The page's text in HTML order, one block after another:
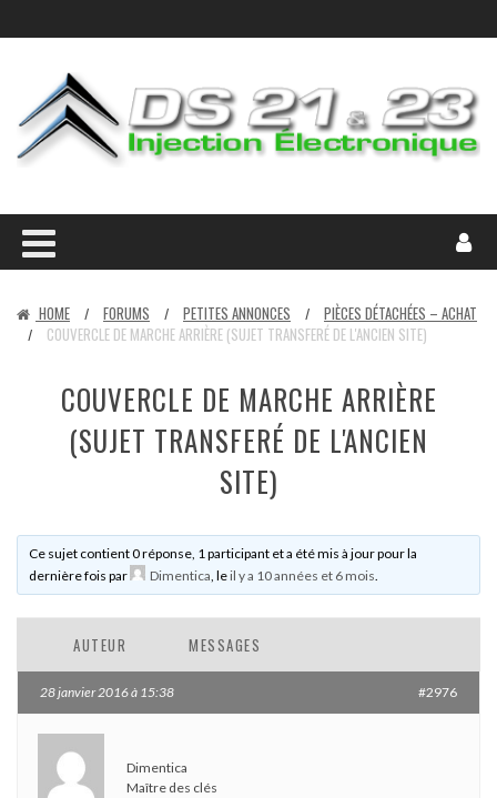
HOME / FORUMS / PETITES ANNONCES / PIÈCES DÉTACHÉES – ACHAT
/ COUVERCLE DE MARCHE ARRIÈRE (SUJET TRANSFERÉ DE L'ANCIEN SITE)
COUVERCLE DE MARCHE ARRIÈRE
(SUJET TRANSFERÉ DE L'ANCIEN
SITE)
Ce sujet contient 0 réponse, 1 participant et a été mis à jour pour la
dernière fois par
Dimentica , leil y a 10 années et 6 mois
AUTEUR MESSAGES
28 janvier 2016 à 15:38 #2976
Dimentica
Maître des clés